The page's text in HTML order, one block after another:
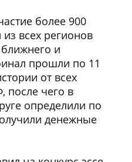
более 900
всех регионов
и
прошли по 11
от всех
после чего в
определили по
денежные